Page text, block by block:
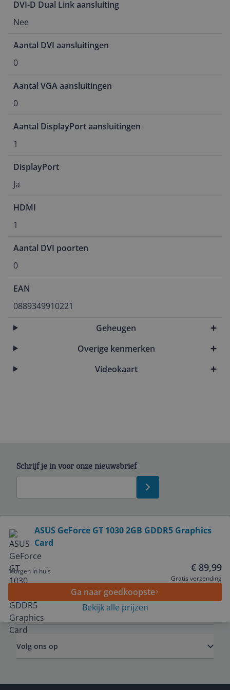
DVI-D Dual Link aansluiting
Nee
Aantal DVI aansluitingen
0
Aantal VGA aansluitingen
0
Aantal DisplayPort aansluitingen
1
DisplayPort
Ja
HDMI
1
Aantal DVI poorten
0
EAN
0889349910221
Geheugen
Overige kenmerken
Videokaart
ASUS GeForce GT 1030 2GB GDDR5 Graphics
Card
Morgen in huis € 89,99
Gratis verzending
Ga naar goedkoopste
Bekijk alle prijzen
Schrijf je in voor onze nieuwsbrief
Service
Algemeen
Zakelijk
Volg ons op